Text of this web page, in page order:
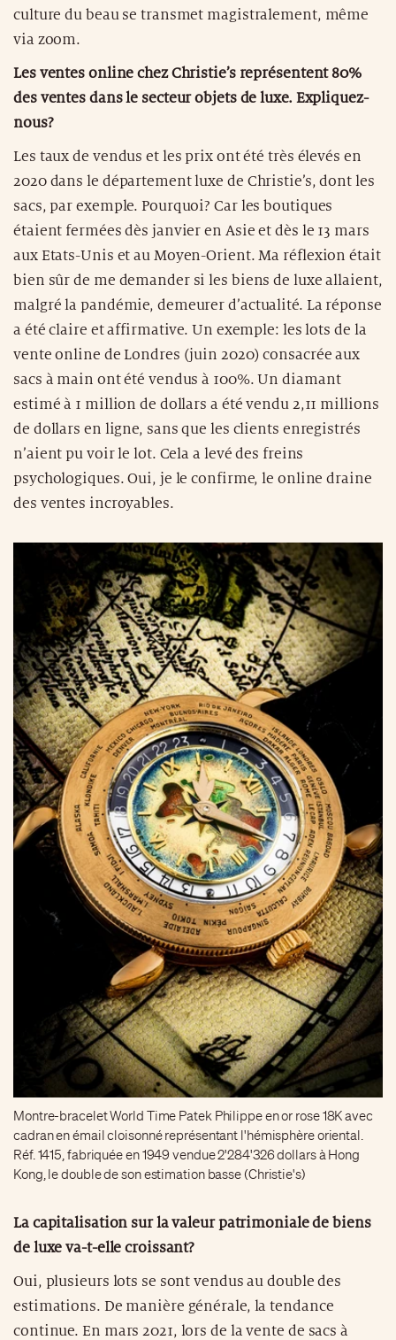
culture du beau se transmet magistralement, même
via zoom.
Les ventes online chez Christie’s représentent 80%
des ventes dans le secteur objets de luxe. Expliquez-
nous?
Les taux de vendus et les prix ont été très élevés en
2020 dans le département luxe de Christie’s, dont les
sacs, par exemple. Pourquoi? Car les boutiques
étaient fermées dès janvier en Asie et dès le 13 mars
aux Etats-Unis et au Moyen-Orient. Ma réflexion était
bien sûr de me demander si les biens de luxe allaient,
malgré la pandémie, demeurer d’actualité. La réponse
a été claire et affirmative. Un exemple: les lots de la
vente online de Londres (juin 2020) consacrée aux
sacs à main ont été vendus à 100%. Un diamant
estimé à 1 million de dollars a été vendu 2,11 millions
de dollars en ligne, sans que les clients enregistrés
n’aient pu voir le lot. Cela a levé des freins
psychologiques. Oui, je le confirme, le online draine
des ventes incroyables.
Montre-bracelet World Time Patek Philippe en or rose 18K avec
cadran en émail cloisonné représentant l'hémisphère oriental.
Réf. 1415, fabriquée en 1949 vendue 2'284'326 dollars à Hong
Kong, le double de son estimation basse (Christie's)
La capitalisation sur la valeur patrimoniale de biens
de luxe va-t-elle croissant?
Oui, plusieurs lots se sont vendus au double des
estimations. De manière générale, la tendance
continue. En mars 2021, lors de la vente de sacs à